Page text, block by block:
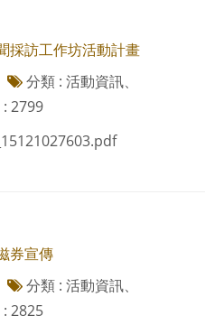
採訪工作坊活動計畫
分類 : 活動資訊、
2799
券宣傳
分類 : 活動資訊、
2825